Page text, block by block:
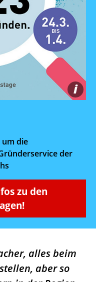
i
die
der
zu den
alles beim
aber so